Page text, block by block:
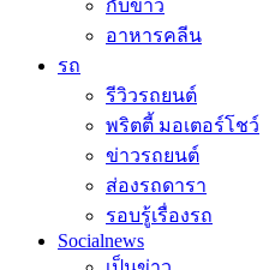
กับข้าว
อาหารคลีน
รถ
รีวิวรถยนต์
พริตตี้ มอเตอร์โชว์
ข่าวรถยนต์
ส่องรถดารา
รอบรู้เรื่องรถ
Socialnews